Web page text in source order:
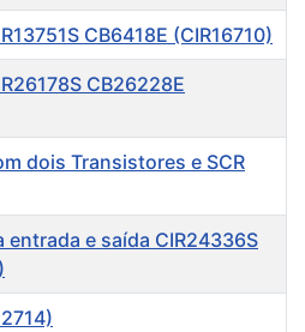
CB6418E (CIR16710)
CB26228E
dois Transistores e SCR
e saída CIR24336S